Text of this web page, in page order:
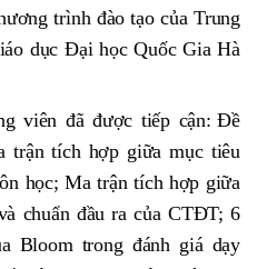
trình đào tạo của Trung
dục Đại học Quốc Gia Hà
viên đã được tiếp cận: Đề
trận tích hợp giữa mục tiêu
học; Ma trận tích hợp giữa
chuẩn đầu ra của CTĐT; 6
Bloom trong đánh giá dạy